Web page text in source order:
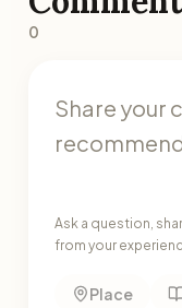
0
Ask a question,
from your
Place